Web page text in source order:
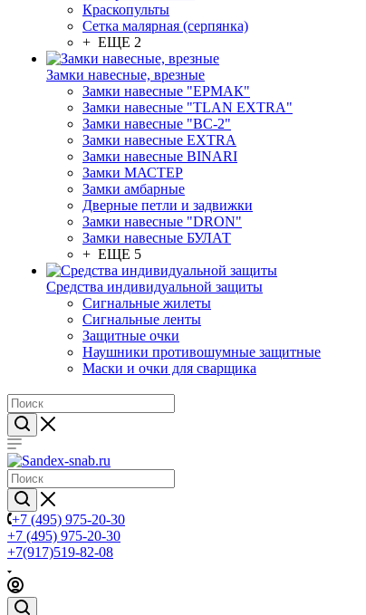
Краскопульты
Сетка малярная (серпянка)
+ ЕЩЕ 2
Замки навесные, врезные
Замки навесные "ЕРМАК"
Замки навесные "TLAN EXTRA"
Замки навесные "ВС-2"
Замки навесные EXTRA
Замки навесные BINARI
Замки МАСТЕР
Замки амбарные
Дверные петли и задвижки
Замки навесные "DRON"
Замки навесные БУЛАТ
+ ЕЩЕ 5
Средства индивидуальной защиты
Сигнальные жилеты
Сигнальные ленты
Защитные очки
Наушники противошумные защитные
Маски и очки для сварщика
+7 (495) 975-20-30
+7 (495) 975-20-30
+7(917)519-82-08